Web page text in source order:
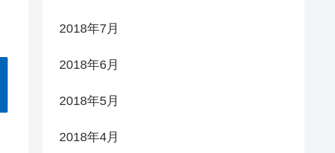
2018年7月
2018年6月
2018年5月
2018年4月